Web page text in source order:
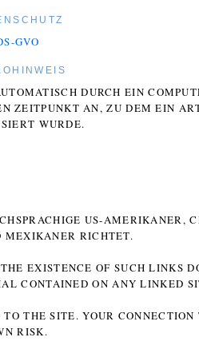
GVO
DURCH EIN
ZEITPUNKT AN, ZU DEM EIN
WURDE.
US-AMERIKANER,
RICHTET.
EXISTENCE OF SUCH LINKS
CONTAINED ON ANY LINKED
THE SITE. YOUR
RISK.